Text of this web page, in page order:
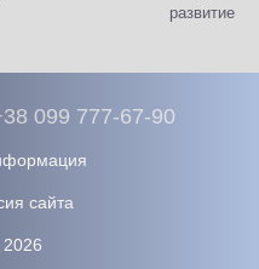
развитие
099 777-67-90
сайта